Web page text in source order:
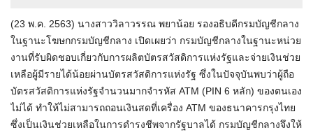
(23 พ.ค. 2563) นางสาววิลาวรรณ พยาน้อย รองอธิบดีกรมบัญชีกลาง
ในฐานะโฆษกกรมบัญชีกลาง เปิดเผยว่า กรมบัญชีกลางในฐานะหน่วย
งานที่รับผิดชอบเกี่ยวกับการผลิตบัตรสวัสดิการแห่งรัฐและจ่ายเงินช่วย
เหลือผู้มีรายได้น้อยผ่านบัตรสวัสดิการแห่งรัฐ ซึ่งในปัจจุบันพบว่าผู้ถือ
บัตรสวัสดิการแห่งรัฐจำนวนมากจำรหัส ATM (PIN 6 หลัก) ของตนเอง
ไม่ได้ ทำให้ไม่สามารถถอนเงินสดที่เครื่อง ATM ของธนาคารกรุงไทย
ซึ่งเป็นเงินช่วยเหลือในการดำรงชีพจากรัฐบาลได้ กรมบัญชีกลางจึงให้